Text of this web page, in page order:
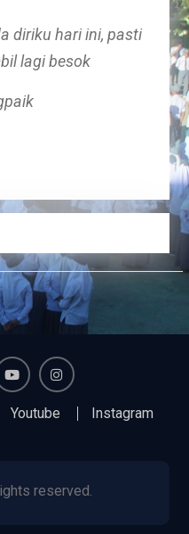
diriku hari ini, pasti
lagi besok
Instagram
Youtube Instagram
reserved.